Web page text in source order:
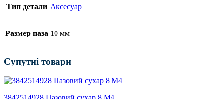
Тип детали Аксесуар
Размер паза 10 мм
Супутні товари
3842514928 Пазовий сухар 8 М4